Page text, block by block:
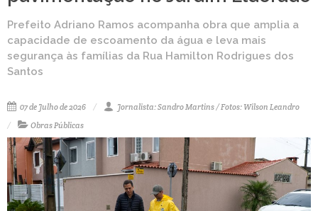
Prefeito Adriano Ramos acompanha obra que amplia a
capacidade de escoamento da água e leva mais
segurança às famílias da Rua Hamilton Rodrigues dos
Santos
07 de Julho de 2026
Jornalista: Sandro Martins / Fotos: Wilson Leandro
Obras Públicas